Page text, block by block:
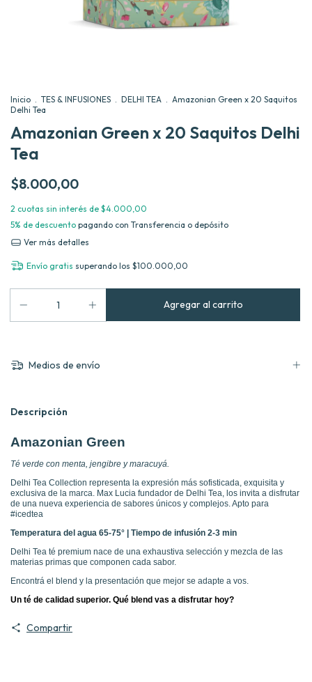
Inicio . TES & INFUSIONES . DELHI TEA . Amazonian Green x 20 Saquitos
Delhi Tea
Amazonian Green x 20 Saquitos Delhi
Tea
$8.000,00
2 cuotas sin interés de $4.000,00
5% de descuento pagando con Transferencia o depósito
Ver más detalles
Envío gratis superando los $100.000,00
Medios de envío
Descripción
Amazonian Green
Té verde con menta, jengibre y maracuyá.
Delhi Tea Collection representa la expresión más sofisticada, exquisita y
exclusiva de la marca. Max Lucia fundador de Delhi Tea, los invita a disfrutar
de una nueva experiencia de sabores únicos y complejos. Apto para
#icedtea
Temperatura del agua 65-75° | Tiempo de infusión 2-3 min
Delhi Tea té premium nace de una exhaustiva selección y mezcla de las
materias primas que componen cada sabor.
Encontrá el blend y la presentación que mejor se adapte a vos.
Un té de calidad superior. Qué blend vas a disfrutar hoy?
Compartir